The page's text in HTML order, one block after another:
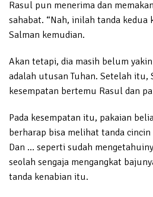
Rasul pun menerima dan
sahabat. “Nah, inilah tanda
Salman kemudian.
Akan tetapi, dia masih belum
adalah utusan Tuhan. Setelah itu,
kesempatan bertemu Rasul dan
Pada kesempatan itu, pakaian
berharap bisa melihat tanda
Dan … seperti sudah
seolah sengaja mengangkat
tanda kenabian itu.